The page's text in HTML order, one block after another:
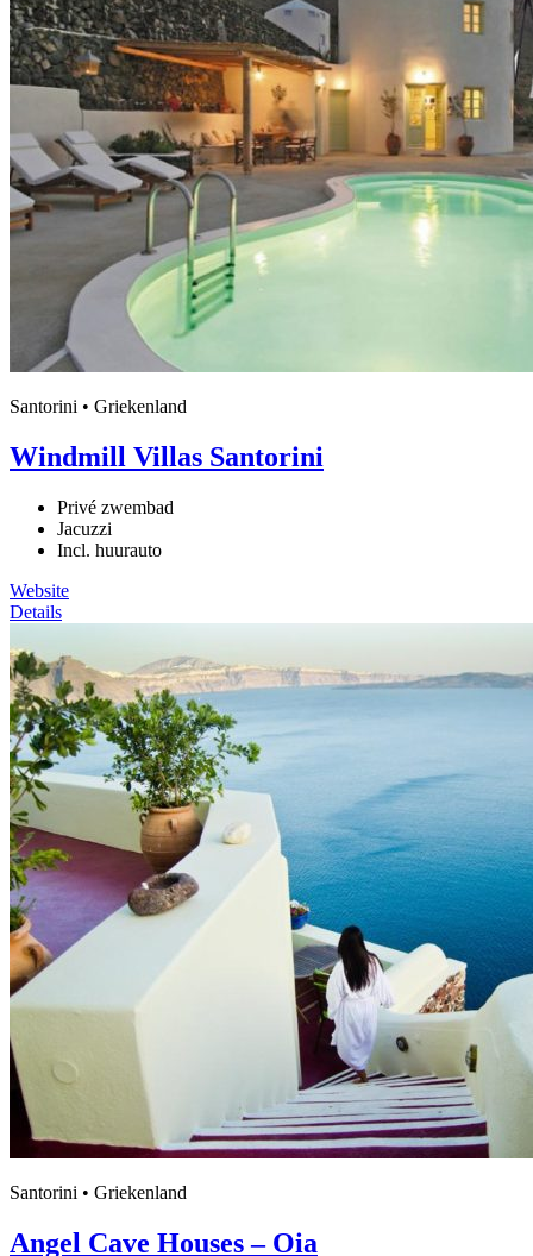
Santorini • Griekenland
Windmill Villas Santorini
Privé zwembad
Jacuzzi
Incl. huurauto
Website
Details
Santorini • Griekenland
Angel Cave Houses – Oia